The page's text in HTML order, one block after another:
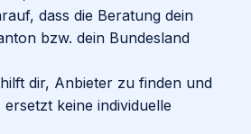
dass die Beratung dein
bzw. dein Bundesland
dir, Anbieter zu finden und
keine individuelle